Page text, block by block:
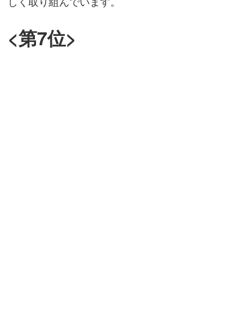
<第7位>